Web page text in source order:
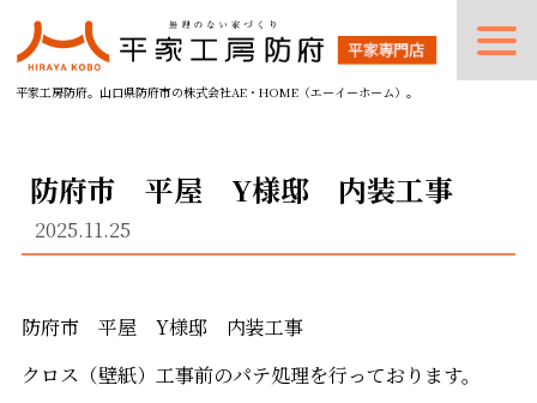
平家工房防府。山口県防府市の株式会社AE・HOME（エーイーホーム）。
防府市 平屋 Y様邸 内装工事
2025.11.25
防府市 平屋 Y様邸 内装工事
クロス（壁紙）工事前のパテ処理を行っております。